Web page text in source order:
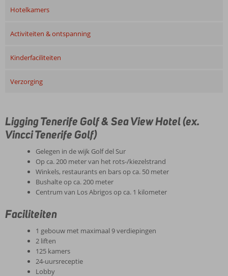
Hotelkamers
Activiteiten & ontspanning
Kinderfaciliteiten
Verzorging
Ligging Tenerife Golf & Sea View Hotel (ex.
Vincci Tenerife Golf)
Gelegen in de wijk Golf del Sur
Op ca. 200 meter van het rots-/kiezelstrand
Winkels, restaurants en bars op ca. 50 meter
Bushalte op ca. 200 meter
Centrum van Los Abrigos op ca. 1 kilometer
Faciliteiten
1 gebouw met maximaal 9 verdiepingen
2 liften
125 kamers
24-uursreceptie
Lobby